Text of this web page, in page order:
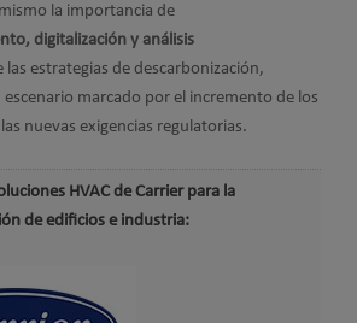
la importancia de
digitalización y análisis
las estrategias de descarbonización,
marcado por el incremento de los
nuevas exigencias regulatorias.
HVAC de Carrier para la
de edificios e industria: